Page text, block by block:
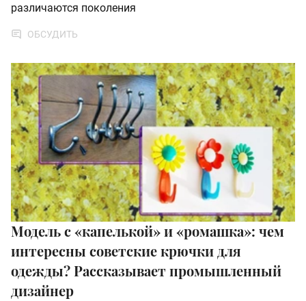
различаются поколения
ОБСУДИТЬ
Модель с «капелькой» и «ромашка»: чем
интересны советские крючки для
одежды? Рассказывает промышленный
дизайнер